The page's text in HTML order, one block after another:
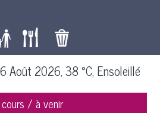
Août 2026, 38 °C, Ensoleillé
/ à venir